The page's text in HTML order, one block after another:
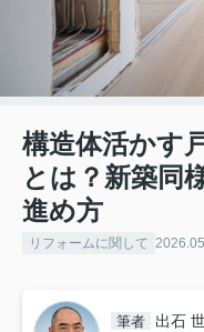
構造体活かす
とは？新築同
進め方
リフォームに関して
筆者 出石